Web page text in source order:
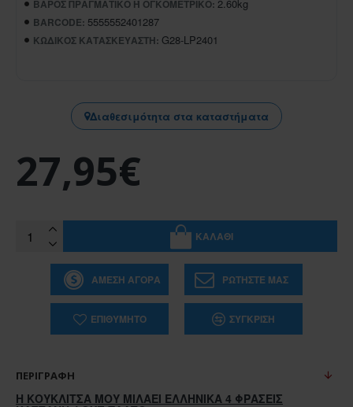
ΒΆΡΟΣ ΠΡΑΓΜΑΤΙΚΌ Ή ΟΓΚΟΜΕΤΡΙΚΌ: 2.60kg
BARCODE: 5555552401287
ΚΩΔΙΚΌΣ ΚΑΤΑΣΚΕΥΑΣΤΉ: G28-LP2401
Διαθεσιμότητα στα καταστήματα
27,95€
ΚΑΛΆΘΙ
ΆΜΕΣΗ ΑΓΟΡΆ ΡΩΤΉΣΤΕ ΜΑΣ
ΕΠΙΘΥΜΗΤΌ ΣΎΓΚΡΙΣΗ
ΠΕΡΙΓΡΑΦΉ
Η ΚΟΥΚΛΙΤΣΑ ΜΟΥ ΜΙΛΑΕΙ ΕΛΛΗΝΙΚΑ 4 ΦΡΑΣΕΙΣ